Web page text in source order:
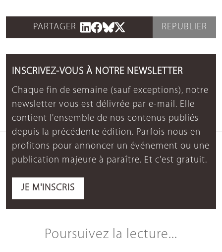
PARTAGER REPUBLIER
INSCRIVEZ-VOUS À NOTRE NEWSLETTER
Chaque fin de semaine (sauf exceptions), notre
newsletter vous est délivrée par e-mail. Elle
contient l'ensemble de nos contenus publiés
depuis la précédente édition. Parfois nous en
profitons pour annoncer un événement ou une
publication majeure à paraître. Et c'est gratuit.
JE M'INSCRIS
Poursuivez la lecture...